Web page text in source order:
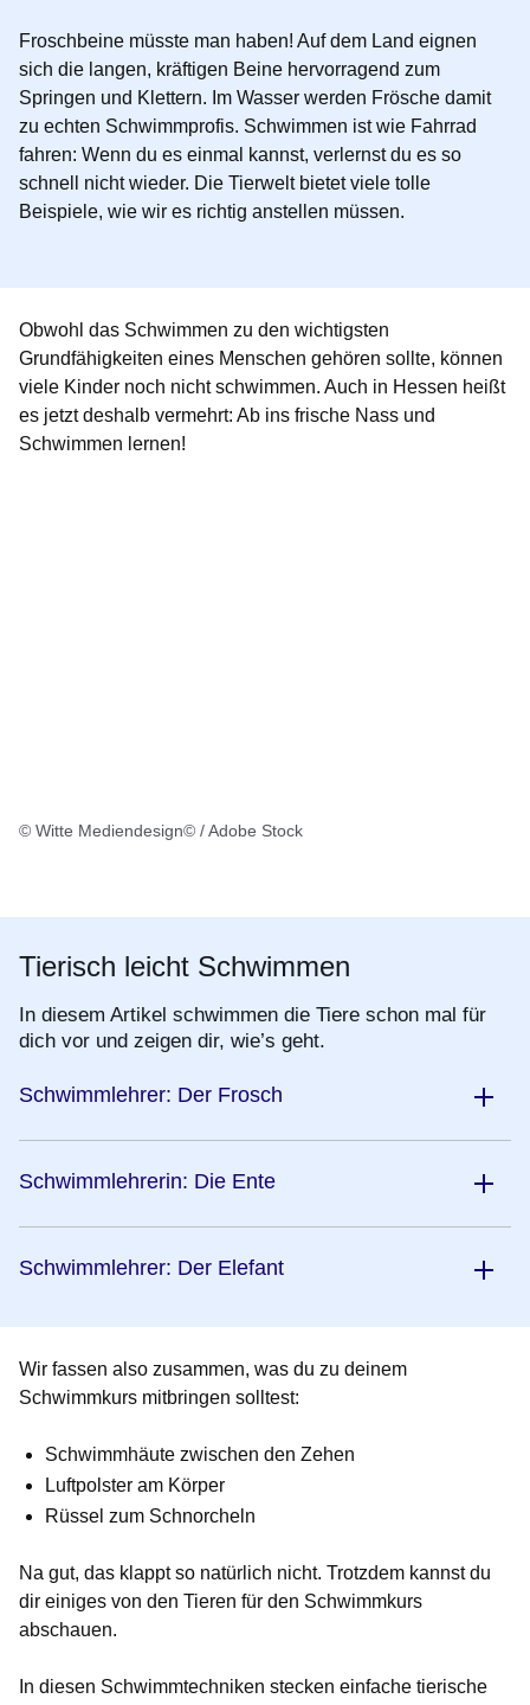
Froschbeine müsste man haben! Auf dem Land eignen
sich die langen, kräftigen Beine hervorragend zum
Springen und Klettern. Im Wasser werden Frösche damit
zu echten Schwimmprofis. Schwimmen ist wie Fahrrad
fahren: Wenn du es einmal kannst, verlernst du es so
schnell nicht wieder. Die Tierwelt bietet viele tolle
Beispiele, wie wir es richtig anstellen müssen.
Obwohl das Schwimmen zu den wichtigsten
Grundfähigkeiten eines Menschen gehören sollte, können
viele Kinder noch nicht schwimmen. Auch in Hessen heißt
es jetzt deshalb vermehrt: Ab ins frische Nass und
Schwimmen lernen!
© Witte Mediendesign© / Adobe Stock
Tierisch leicht Schwimmen
In diesem Artikel schwimmen die Tiere schon mal für
dich vor und zeigen dir, wie’s geht.
Schwimmlehrer: Der Frosch
Schwimmlehrerin: Die Ente
Schwimmlehrer: Der Elefant
Wir fassen also zusammen, was du zu deinem
Schwimmkurs mitbringen solltest:
Schwimmhäute zwischen den Zehen
Luftpolster am Körper
Rüssel zum Schnorcheln
Na gut, das klappt so natürlich nicht. Trotzdem kannst du
dir einiges von den Tieren für den Schwimmkurs
abschauen.
In diesen Schwimmtechniken stecken einfache tierische